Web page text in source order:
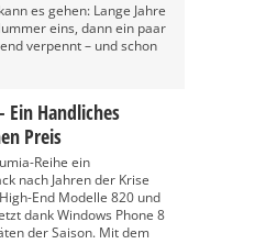
es gehen: Lange Jahre
eins, dann ein paar
verpennt – und schon
Ein Handliches
Preis
Reihe ein
nach Jahren der Krise
End Modelle 820 und
dank Windows Phone 8
der Saison. Mit dem